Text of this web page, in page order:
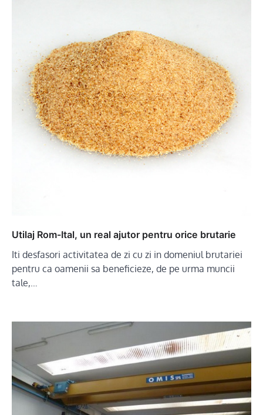
Utilaj Rom-Ital, un real ajutor pentru orice brutarie
Iti desfasori activitatea de zi cu zi in domeniul brutariei
pentru ca oamenii sa beneficieze, de pe urma muncii
tale,…